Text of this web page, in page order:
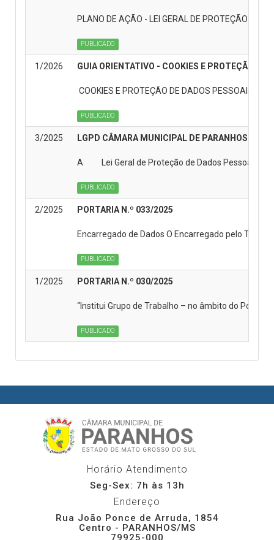
PLANO DE AÇÃO - LEI GERAL DE PROTEÇÃO DE
PUBLICADO
1/2026 GUIA ORIENTATIVO - COOKIES E PROTEÇÃO DE
COOKIES E PROTEÇÃO DE DADOS PESSOAIS
PUBLICADO
3/2025 LGPD CÂMARA MUNICIPAL DE PARANHOS
A Lei Geral de Proteção de Dados Pessoais (Lei
PUBLICADO
2/2025 PORTARIA N.º 033/2025
Encarregado de Dados O Encarregado pelo
PUBLICADO
1/2025 PORTARIA N.º 030/2025
“Institui Grupo de Trabalho – no âmbito do Poder
PUBLICADO
Horário Atendimento
Seg-Sex: 7h às 13h
Endereço
Rua João Ponce de Arruda, 1854
Centro - PARANHOS/MS
79925-000